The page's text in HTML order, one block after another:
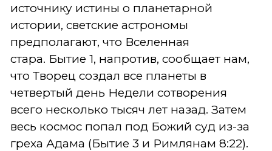
источнику истины о планетарной
истории, светские астрономы
предполагают, что Вселенная
стара. Бытие 1, напротив, сообщает нам,
что Творец создал все планеты в
четвертый день Недели сотворения
всего несколько тысяч лет назад. Затем
весь космос попал под Божий суд из-за
греха Адама (Бытие 3 и Римлянам 8:22).